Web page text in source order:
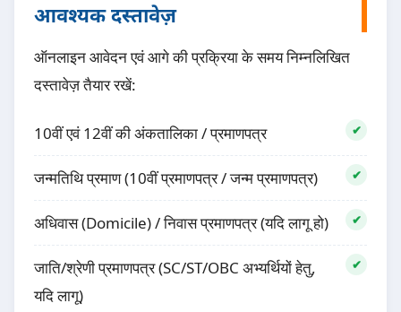
आवश्यक दस्तावेज़
ऑनलाइन आवेदन एवं आगे की प्रक्रिया के समय निम्नलिखित
दस्तावेज़ तैयार रखें:
10वीं एवं 12वीं की अंकतालिका / प्रमाणपत्र
जन्मतिथि प्रमाण (10वीं प्रमाणपत्र / जन्म प्रमाणपत्र)
अधिवास (Domicile) / निवास प्रमाणपत्र (यदि लागू हो)
जाति/श्रेणी प्रमाणपत्र (SC/ST/OBC अभ्यर्थियों हेतु,
यदि लागू)